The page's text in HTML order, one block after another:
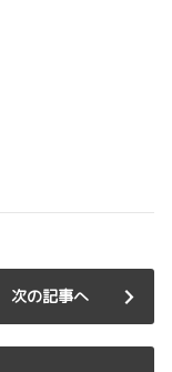
次の記事へ